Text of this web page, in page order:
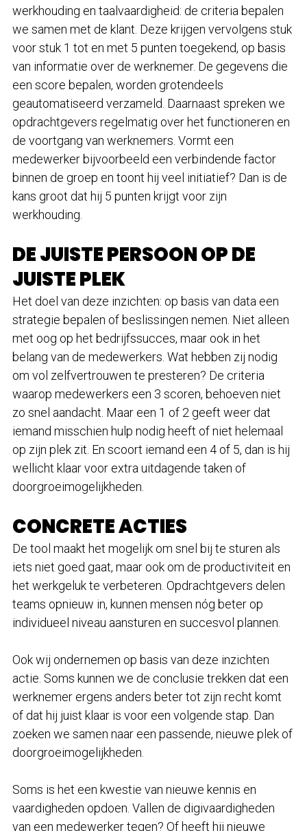
werkhouding en taalvaardigheid: de criteria bepalen
we samen met de klant. Deze krijgen vervolgens stuk
voor stuk 1 tot en met 5 punten toegekend, op basis
van informatie over de werknemer. De gegevens die
een score bepalen, worden grotendeels
geautomatiseerd verzameld. Daarnaast spreken we
opdrachtgevers regelmatig over het functioneren en
de voortgang van werknemers. Vormt een
medewerker bijvoorbeeld een verbindende factor
binnen de groep en toont hij veel initiatief? Dan is de
kans groot dat hij 5 punten krijgt voor zijn
werkhouding.
DE JUISTE PERSOON OP DE
JUISTE PLEK
Het doel van deze inzichten: op basis van data een
strategie bepalen of beslissingen nemen. Niet alleen
met oog op het bedrijfssucces, maar ook in het
belang van de medewerkers. Wat hebben zij nodig
om vol zelfvertrouwen te presteren? De criteria
waarop medewerkers een 3 scoren, behoeven niet
zo snel aandacht. Maar een 1 of 2 geeft weer dat
iemand misschien hulp nodig heeft of niet helemaal
op zijn plek zit. En scoort iemand een 4 of 5, dan is hij
wellicht klaar voor extra uitdagende taken of
doorgroeimogelijkheden.
CONCRETE ACTIES
De tool maakt het mogelijk om snel bij te sturen als
iets niet goed gaat, maar ook om de productiviteit en
het werkgeluk te verbeteren. Opdrachtgevers delen
teams opnieuw in, kunnen mensen nóg beter op
individueel niveau aansturen en succesvol plannen.
Ook wij ondernemen op basis van deze inzichten
actie. Soms kunnen we de conclusie trekken dat een
werknemer ergens anders beter tot zijn recht komt
of dat hij juist klaar is voor een volgende stap. Dan
zoeken we samen naar een passende, nieuwe plek of
doorgroeimogelijkheden.
Soms is het een kwestie van nieuwe kennis en
vaardigheden opdoen. Vallen de digivaardigheden
van een medewerker tegen? Of heeft hij nieuwe